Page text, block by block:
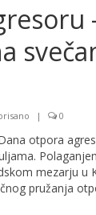
| 0
otpora
mezarju u
pružanja